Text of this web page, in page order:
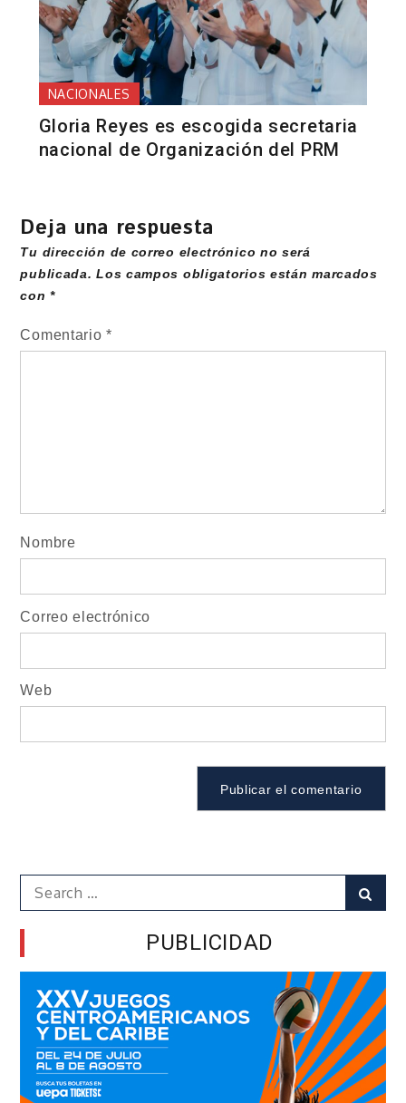
NACIONALES
Gloria Reyes es escogida secretaria
nacional de Organización del PRM
Deja una respuesta
Tu dirección de correo electrónico no será
publicada. Los campos obligatorios están marcados
con*
Comentario*
Nombre
Correo electrónico
Web
Search
for:
PUBLICIDAD